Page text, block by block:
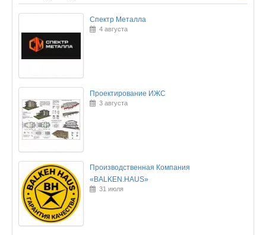
Спектр Металла
4 августа
Проектирование ИЖС
3 августа
Производственная Компания
«BALKEN.HAUS»
31 июля